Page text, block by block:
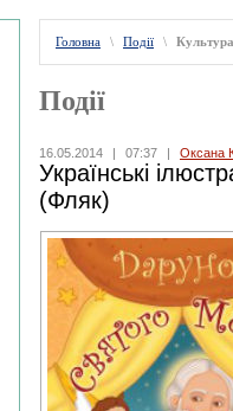
Головна \ Події \ Культура
Події
16.05.2014 | 07:37 | Оксана
Українські
(Фляк)